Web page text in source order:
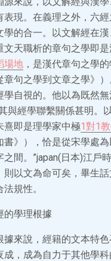
表現。在義理之外，六
學的合一。以文解經在
文天職析的章句之學即
場地 ，是漢代章句之學
章句之學到文章之學》
學自視的。他以為既然
與經學聯繫關係甚明。
熹即是理學家中極1對1
書》），恰是從宋學處
之間。”japan(日本)江戶
則以文為命可矣，畢生
規性。
的學理根據
據來說，經籍的文本特
成，成為自力于其他學